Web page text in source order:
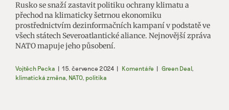
Rusko se snaží zastavit politiku ochrany klimatu a
přechod na klimaticky šetrnou ekonomiku
prostřednictvím dezinformačních kampaní v podstatě ve
všech státech Severoatlantické aliance. Nejnovější zpráva
NATO mapuje jeho působení.
Vojtěch Pecka | 15. července 2024 | Komentáře | Green Deal,
klimatická změna, NATO, politika